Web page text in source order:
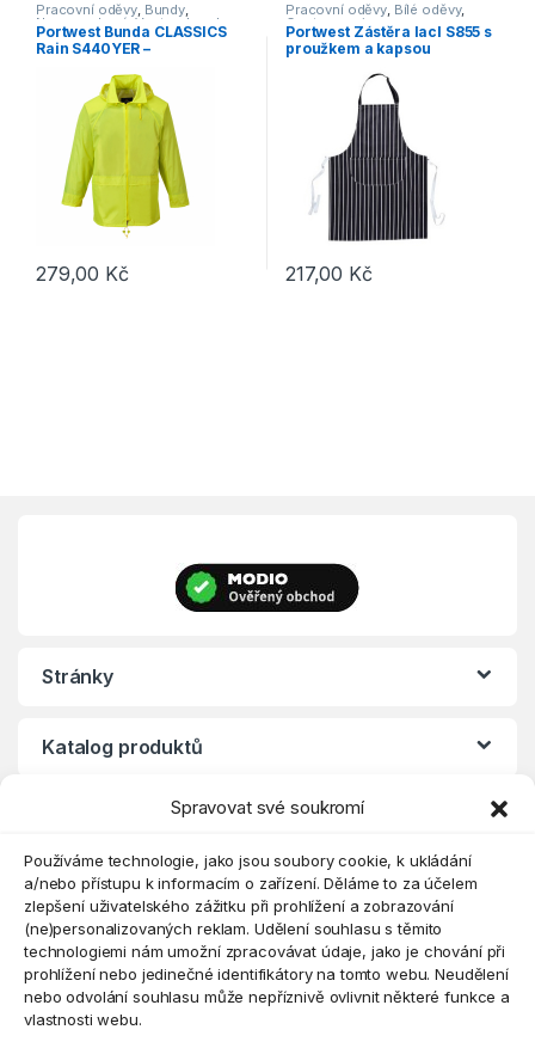
Spravovat své soukromí
Používáme technologie, jako jsou soubory cookie, k ukládání
a/nebo přístupu k informacím o zařízení. Děláme to za účelem
zlepšení uživatelského zážitku při prohlížení a zobrazování
(ne)personalizovaných reklam. Udělení souhlasu s těmito
technologiemi nám umožní zpracovávat údaje, jako je chování při
prohlížení nebo jedinečné identifikátory na tomto webu. Neudělení
nebo odvolání souhlasu může nepříznivě ovlivnit některé funkce a
vlastnosti webu.
Pracovní oděvy, Bundy,
Nepromokavé ,Vesty a bundy
Outdoor a volný čas,Oděvy,
Bundy
Portwest Bunda CLASSICS
Rain S440YER –
deště žlutá
279,00 Kč
Pracovní oděvy, Bílé oděvy,
Gastronomie
Portwest Zástěra lacl S855 s
proužkem a kapsou
217,00 Kč
Stránky
Katalog produktů